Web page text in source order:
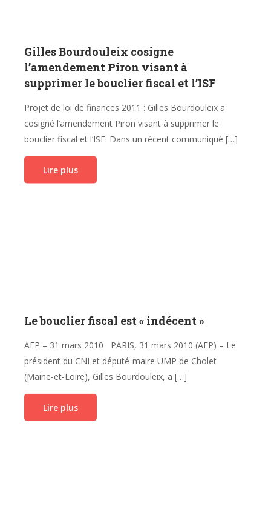
Gilles Bourdouleix cosigne
l’amendement Piron visant à
supprimer le bouclier fiscal et l’ISF
Projet de loi de finances 2011 : Gilles Bourdouleix a
cosigné l’amendement Piron visant à supprimer le
bouclier fiscal et l’ISF. Dans un récent communiqué […]
Lire plus
Le bouclier fiscal est « indécent »
AFP – 31 mars 2010 PARIS, 31 mars 2010 (AFP) – Le
président du CNI et député-maire UMP de Cholet
(Maine-et-Loire), Gilles Bourdouleix, a […]
Lire plus